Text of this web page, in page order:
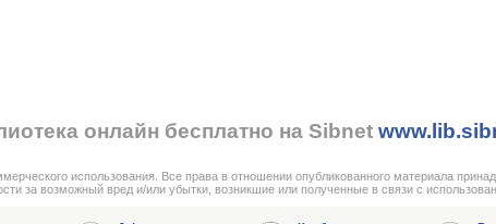
онлайн бесплатно на Sibnet
использования. Все права в отношении опубликованного материала
за возможный вред и/или убытки, возникшие или полученные в связи с